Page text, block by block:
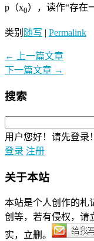
p（x0），读作“存在
类别 随写 | Permalink
←
上一篇文章
下一篇文章 →
搜索
用户您好！请先登录！
登录 注册
关于本站
本站是个人创作的札
创等，若有侵权，请
实，立删。